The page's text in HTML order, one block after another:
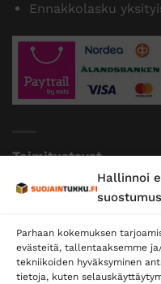
Hallinnoi
Parhaan kokemuksen
evästeitä, tallentaaksemme
tekniikoiden hyväksyminen
tietoja, kuten
Ennakkolasku
Toimitustavat
Posti
Postnord